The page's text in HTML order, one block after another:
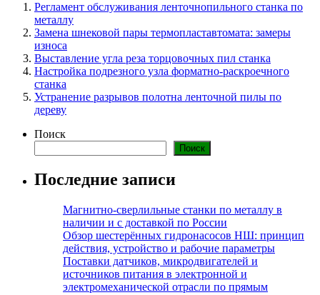
Регламент обслуживания ленточнопильного станка по
металлу
Замена шнековой пары термопластавтомата: замеры
износа
Выставление угла реза торцовочных пил станка
Настройка подрезного узла форматно-раскроечного
станка
Устранение разрывов полотна ленточной пилы по
дереву
Поиск
Поиск
Последние записи
Магнитно-сверлильные станки по металлу в
наличии и с доставкой по России
Обзор шестерённых гидронасосов НШ: принцип
действия, устройство и рабочие параметры
Поставки датчиков, микродвигателей и
источников питания в электронной и
электромеханической отрасли по прямым